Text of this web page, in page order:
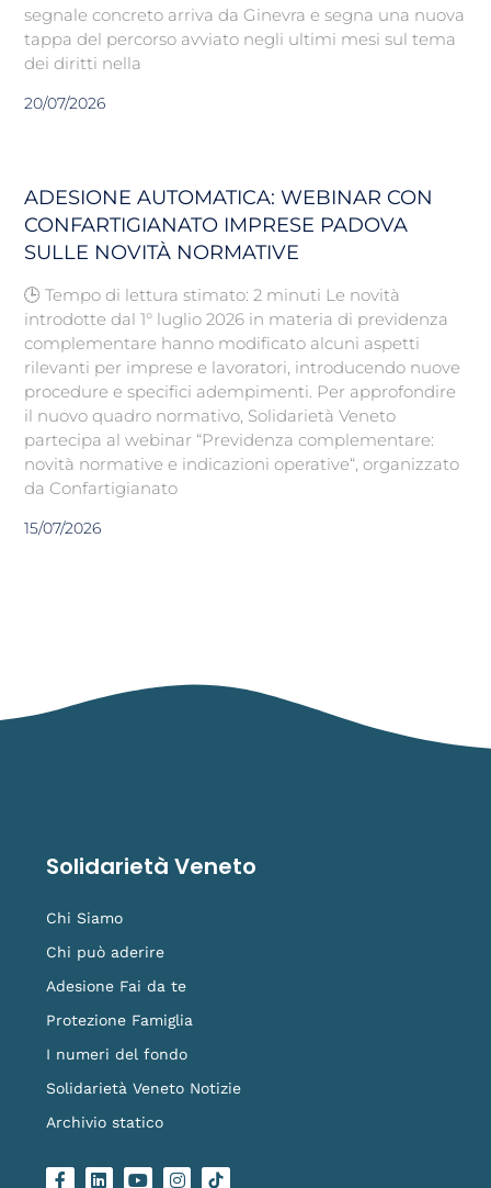
segnale concreto arriva da Ginevra e segna una nuova
tappa del percorso avviato negli ultimi mesi sul tema
dei diritti nella
20/07/2026
ADESIONE AUTOMATICA: WEBINAR CON
CONFARTIGIANATO IMPRESE PADOVA
SULLE NOVITÀ NORMATIVE
🕒 Tempo di lettura stimato: 2 minuti Le novità
introdotte dal 1° luglio 2026 in materia di previdenza
complementare hanno modificato alcuni aspetti
rilevanti per imprese e lavoratori, introducendo nuove
procedure e specifici adempimenti. Per approfondire
il nuovo quadro normativo, Solidarietà Veneto
partecipa al webinar “Previdenza complementare:
novità normative e indicazioni operative“, organizzato
da Confartigianato
15/07/2026
Solidarietà Veneto
Chi Siamo
Chi può aderire
Adesione Fai da te
Protezione Famiglia
I numeri del fondo
Solidarietà Veneto Notizie
Archivio statico
F
L
Y
I
L